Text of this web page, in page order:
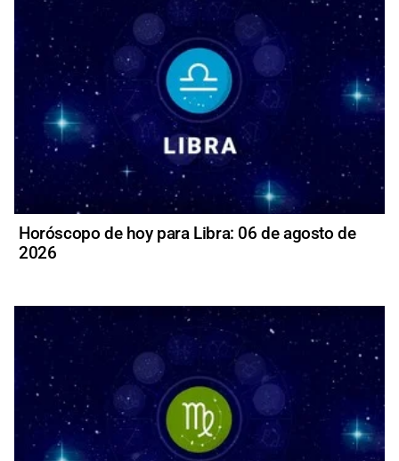
Horóscopo de hoy para Libra: 06 de agosto de
2026